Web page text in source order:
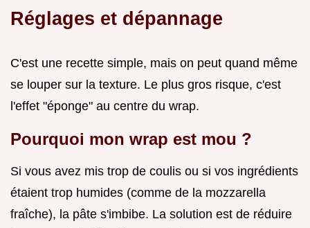
Réglages et dépannage
C'est une recette simple, mais on peut quand même
se louper sur la texture. Le plus gros risque, c'est
l'effet "éponge" au centre du wrap.
Pourquoi mon wrap est mou ?
Si vous avez mis trop de coulis ou si vos ingrédients
étaient trop humides (comme de la mozzarella
fraîche), la pâte s'imbibe. La solution est de réduire